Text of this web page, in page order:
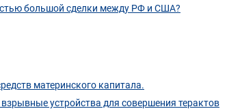
большой сделки между РФ и США?
материнского капитала.
устройства для совершения терактов